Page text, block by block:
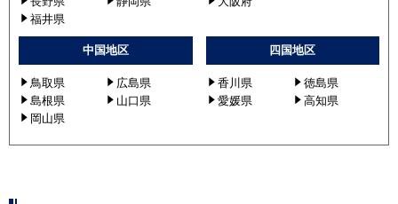
福井県
中国地区
鳥取県
広島県
島根県
山口県
岡山県
四国地区
香川県
徳島県
愛媛県
高知県